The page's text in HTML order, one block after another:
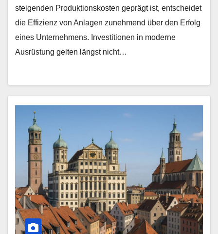
steigenden Produktionskosten geprägt ist, entscheidet
die Effizienz von Anlagen zunehmend über den Erfolg
eines Unternehmens. Investitionen in moderne
Ausrüstung gelten längst nicht…